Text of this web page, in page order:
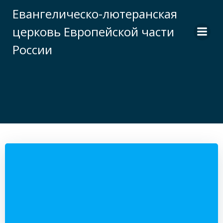
к
содержимому
Евангелическо-лютеранская
церковь Европейской части
России